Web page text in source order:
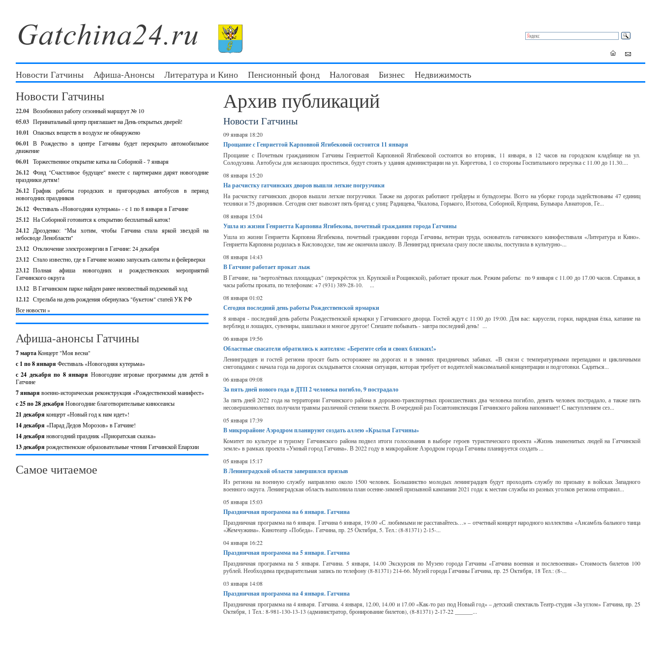
Новости Гатчины Афиша-Анонсы Литература и Кино Пенсионный фонд Налоговая Бизнес Недвижимость
Новости Гатчины
22.04 Возобновил работу сезонный маршрут № 10
05.03 Перинатальный центр приглашает на День открытых дверей!
10.01 Опасных веществ в воздухе не обнаружено
06.01 В Рождество в центре Гатчины будет перекрыто автомобильное
движение
06.01 Торжественное открытие катка на Соборной - 7 января
26.12 Фонд "Счастливое будущее" вместе с партнерами дарят новогодние
праздники детям!
26.12 График работы городских и пригородных автобусов в период
новогодних праздников
26.12 Фестиваль «Новогодняя кутерьма» - с 1 по 8 января в Гатчине
25.12 На Соборной готовится к открытию бесплатный каток!
24.12 Дрозденко: "Мы хотим, чтобы Гатчина стала яркой звездой на
небосводе Ленобласти"
23.12 Отключение электроэнергии в Гатчине: 24 декабря
23.12 Стало известно, где в Гатчине можно запускать салюты и фейерверки
23.12 Полная афиша новогодних и рождественских мероприятий
Гатчинского округа
13.12 В Гатчинском парке найден ранее неизвестный подземный ход
12.12 Стрельба на день рождения обернулась "букетом" статей УК РФ
Все новости »
Афиша-анонсы Гатчины
7 мартаКонцерт "Моя весна"
с 1 по 8 января Фестиваль «Новогодняя кутерьма»
с 24 декабря по 8 января Новогодние игровые программы для детей в
Гатчине
7 января военно-историческая реконструкция «Рождественский манифест»
c 25 по 28 декабря Новогодние благотворительные киносеансы
21 декабря концерт «Новый год к нам идет»!
14 декабря «Парад Дедов Морозов» в Гатчине!
14 декабря новогодний праздник «Приоратская сказка»
13 декабря рождественские образовательные чтения Гатчинской Епархии
Самое читаемое
Архив публикаций
Новости Гатчины
09 января 18:20
Прощание с Генриеттой Карповной Ягибековой состоится 11 января
Прощание с Почетным гражданином Гатчины Генриеттой Карповной Ягибековой состоится во вторник, 11 января, в 12 часов на городском кладбище на ул.
Солодухина. Автобусы для желающих проститься, будут стоять у здания администрации на ул. Киргетова, 1 со стороны Госпитального переулка с 11.00 до 11.30....
08 января 15:20
На расчистку гатчинских дворов вышли легкие погрузчики
На расчистку гатчинских дворов вышли легкие погрузчики. Также на дорогах работают грейдеры и бульдозеры. Всего на уборке города задействованы 47 единиц
техники и 75 дворников. Сегодня снег вывозят пять бригад с улиц: Радищева, Чкалова, Горького, Изотова, Соборной, Куприна, Бульвара Авиаторов, Ге...
08 января 15:04
Ушла из жизни Генриетта Карповна Ягибекова, почетный гражданин города Гатчины
Ушла из жизни Генриетта Карповна Ягибекова, почетный гражданин города Гатчины, ветеран труда, основатель гатчинского кинофестиваля «Литература и Кино».
Генриетта Карповна родилась в Кисловодске, там же окончила школу. В Ленинград приехала сразу после школы, поступила в культурно-...
08 января 14:43
В Гатчине работает прокат лыж
В Гатчине, на "вертолётных площадках" (перекрёсток ул. Крупской и Рощинской), работает прокат лыж. Режим работы: по 9 января с 11.00 до 17.00 часов. Справки, в
часы работы проката, по телефонам: +7 (931) 389-28-10. ...
08 января 01:02
Сегодня последний день работы Рождественской ярмарки
8 января - последний день работы Рождественской ярмарки у Гатчинского дворца. Гостей ждут с 11:00 до 19:00. Для вас: карусели, горки, нарядная ёлка, катание на
верблюд и лошадях, сувениры, шашлыки и многое другое! Спешите побывать - завтра последний день! ...
06 января 19:56
Областные спасатели обратились к жителям: «Берегите себя и своих близких!»
Ленинградцев и гостей региона просят быть осторожнее на дорогах и в зимних праздничных забавах. «В связи с температурными перепадами и цикличными
снегопадами с начала года на дорогах складывается сложная ситуация, которая требует от водителей максимальной концентрации и подготовки. Садиться...
06 января 09:08
За пять дней нового года в ДТП 2 человека погибло, 9 пострадало
За пять дней 2022 года на территории Гатчинского района в дорожно-транспортных происшествиях два человека погибло, девять человек пострадало, а также пять
несовершеннолетних получили травмы различной степени тяжести. В очередной раз Госавтоинспекция Гатчинского района напоминает! С наступлением сез...
05 января 17:39
В микрорайоне Аэродром планируют создать аллею «Крылья Гатчины»
Комитет по культуре и туризму Гатчинского района подвел итоги голосования в выборе героев туристического проекта «Жизнь знаменитых людей на Гатчинской
земле» в рамках проекта «Умный город Гатчина». В 2022 году в микрорайоне Аэродром города Гатчины планируется создать ...
05 января 15:17
В Ленинградской области завершился призыв
Из региона на военную службу направлено около 1500 человек. Большинство молодых ленинградцев будут проходить службу по призыву в войсках Западного
военного округа. Ленинградская область выполнила план осенне-зимней призывной кампании 2021 года: к местам службы из разных уголков региона отправил...
05 января 15:03
Праздничная программа на 6 января. Гатчина
Праздничная программа на 6 января. Гатчина 6 января, 19.00 «С любимыми не расставайтесь…» – отчетный концерт народного коллектива «Ансамбль бального танца
«Жемчужина». Кинотеатр «Победа». Гатчина, пр. 25 Октября, 5. Тел.: (8-81371) 2-15-...
04 января 16:22
Праздничная программа на 5 января. Гатчина
Праздничная программа на 5 января. Гатчина. 5 января, 14.00 Экскурсия по Музею города Гатчины «Гатчина военная и послевоенная» Стоимость билетов 100
рублей. Необходима предварительная запись по телефону (8-81371) 214-66. Музей города Гатчины Гатчина, пр. 25 Октября, 18 Тел.: (8-...
03 января 14:08
Праздничная программа на 4 января. Гатчина
Праздничная программа на 4 января. Гатчина. 4 января, 12.00, 14.00 и 17.00 «Как-то раз под Новый год» – детский спектакль Театр-студия «За углом» Гатчина, пр. 25
Октября, 1 Тел.: 8-981-130-13-13 (администратор, бронирование билетов), (8-81371) 2-17-22 ______...